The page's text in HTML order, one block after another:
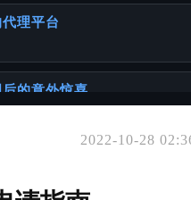
理平台
的意外惊喜
你可能也喜欢
2022-10-28